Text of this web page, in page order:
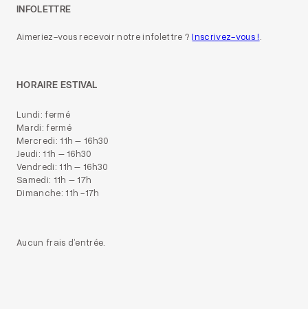
INFOLETTRE
Aimeriez-vous recevoir notre infolettre ?Inscrivez-vous !.
HORAIRE ESTIVAL
Lundi: fermé
Mardi: fermé
Mercredi: 11h – 16h30
Jeudi: 11h – 16h30
Vendredi: 11h – 16h30
Samedi: 11h – 17h
Dimanche: 11h -17h
Aucun frais d’entrée.